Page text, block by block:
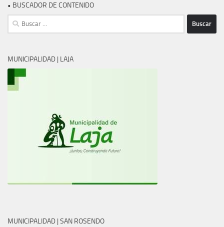
• BUSCADOR DE CONTENIDO
Buscar:
MUNICIPALIDAD | LAJA
MUNICIPALIDAD | SAN ROSENDO